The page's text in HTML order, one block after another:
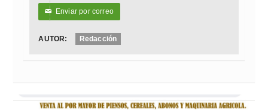
✉ Enviar por correo
AUTOR: Redacción